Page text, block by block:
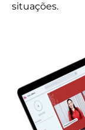
situações.